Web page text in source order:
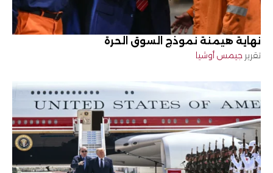
نهاية هيمنة نموذج السوق الحرة
تقرير جيمس أوشيا